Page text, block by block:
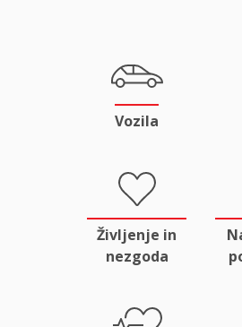
Vozila
Življenje in
nezgoda